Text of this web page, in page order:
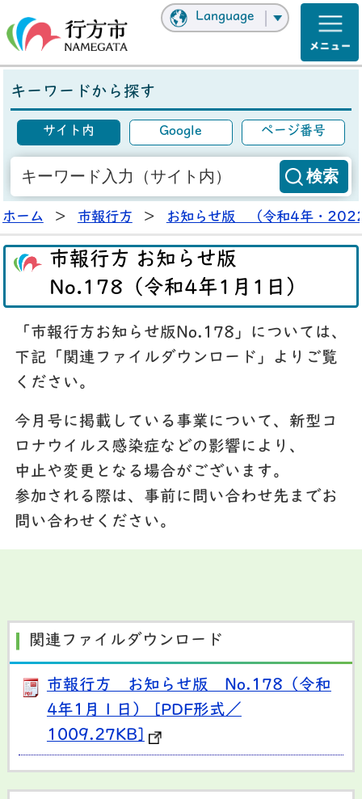
Language
キーワードから探す
サイト内 Google ページ番号
ホーム > 市報行方 > お知らせ版 （令和4年・
市報行方 お知らせ版
No.178（令和4年1月1日）
「市報行方お知らせ版No.178」については、
下記「関連ファイルダウンロード」よりご覧
ください。
今月号に掲載している事業について、新型コ
ロナウイルス感染症などの影響により、
中止や変更となる場合がございます。
参加される際は、事前に問い合わせ先までお
問い合わせください。
関連ファイルダウンロード
市報行方 お知らせ版 No.178（令和
4年1月１日） [PDF形式／
1009.27KB]